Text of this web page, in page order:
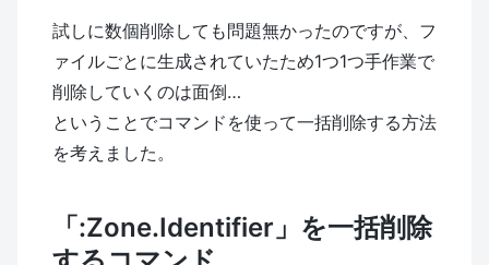
試しに数個削除しても問題無かったのですが、フ
ァイルごとに生成されていたため1つ1つ手作業で
削除していくのは面倒…
ということでコマンドを使って一括削除する方法
を考えました。
「:Zone.Identifier」を一括削除